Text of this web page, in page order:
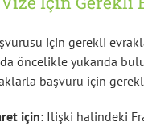
için gerekli
öncelikle yukarıda
başvuru için
için: İlişki halindeki